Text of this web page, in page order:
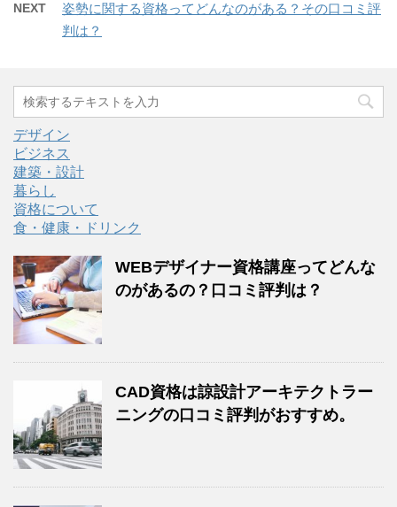
NEXT
姿勢に関する資格ってどんなのがある？その口コミ評
判は？
デザイン
ビジネス
建築・設計
暮らし
資格について
食・健康・ドリンク
WEBデザイナー資格講座ってどんな
のがあるの？口コミ評判は？
CAD資格は諒設計アーキテクトラー
ニングの口コミ評判がおすすめ。